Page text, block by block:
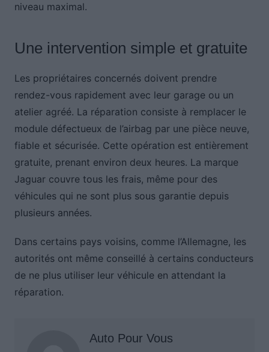
niveau maximal.
Une intervention simple et gratuite
Les propriétaires concernés doivent prendre
rendez-vous rapidement avec leur garage ou un
atelier agréé. La réparation consiste à remplacer le
module défectueux de l’airbag par une pièce neuve,
fiable et sécurisée. Cette opération est entièrement
gratuite, prenant environ deux heures. La marque
Jaguar couvre tous les frais, même pour des
véhicules qui ne sont plus sous garantie depuis
plusieurs années.
Dans certains pays voisins, comme l’Allemagne, les
autorités ont même conseillé à certains conducteurs
de ne plus utiliser leur véhicule en attendant la
réparation.
Auto Pour Vous